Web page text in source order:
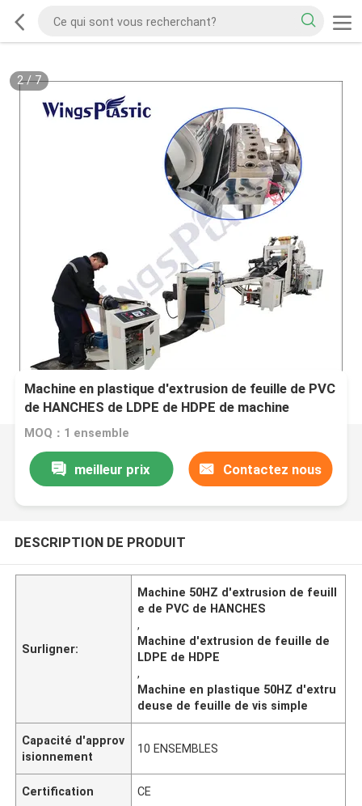
2/7
Machine en plastique d'extrusion de feuille de PVC
de HANCHES de LDPE de HDPE de machine
d'extrudeuse de feuille de vis simple
MOQ：1 ensemble
meilleur prix Contactez nous
DESCRIPTION DE PRODUIT
Surligner:
Machine 50HZ d'extrusion de feuill
e de PVC de HANCHES
,
Machine d'extrusion de feuille de
LDPE de HDPE
,
Machine en plastique 50HZ d'extru
deuse de feuille de vis simple
Capacité d'approv
isionnement
10 ENSEMBLES
Certification CE